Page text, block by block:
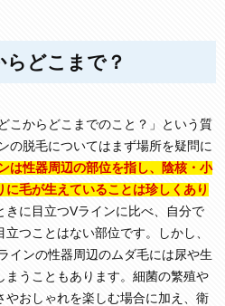
どこまで？
こからどこまでのこと？」という質
の脱毛についてはまず場所を疑問に
は性器周辺の部位を指し、陰核・小
毛が生えていることは珍しくあり
きに目立つVラインに比べ、自分で
つことはない部位です。しかし、
インの性器周辺のムダ毛には尿や生
まうこともあります。細菌の繁殖や
やおしゃれを楽しむ場合に加え、衛